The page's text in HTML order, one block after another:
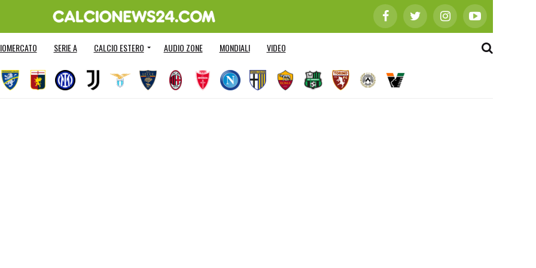
SERIE A CALCIO ESTERO AUDIO ZONE MONDIALI VIDEO